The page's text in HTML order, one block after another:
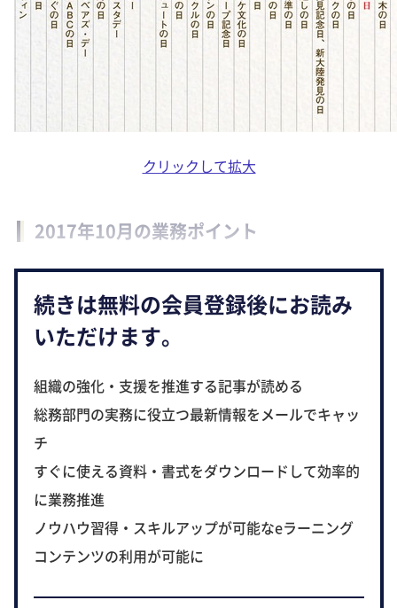
クリックして拡大
2017年10月の業務ポイント
続きは無料の会員登録後にお読み
いただけます。
組織の強化・支援を推進する記事が読める
総務部門の実務に役立つ最新情報をメールでキャッ
チ
すぐに使える資料・書式をダウンロードして効率的
に業務推進
ノウハウ習得・スキルアップが可能なeラーニング
コンテンツの利用が可能に